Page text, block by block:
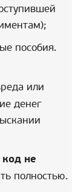
пособия.
или
денег
код не
полностью.